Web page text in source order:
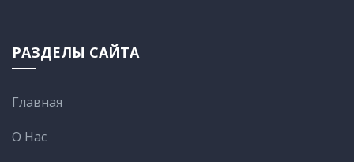
РАЗДЕЛЫ САЙТА
Главная
О Нас